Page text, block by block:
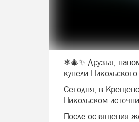
❄🎄✨ Друзья,
купели
Сегодня, в
Никольском
После освящения